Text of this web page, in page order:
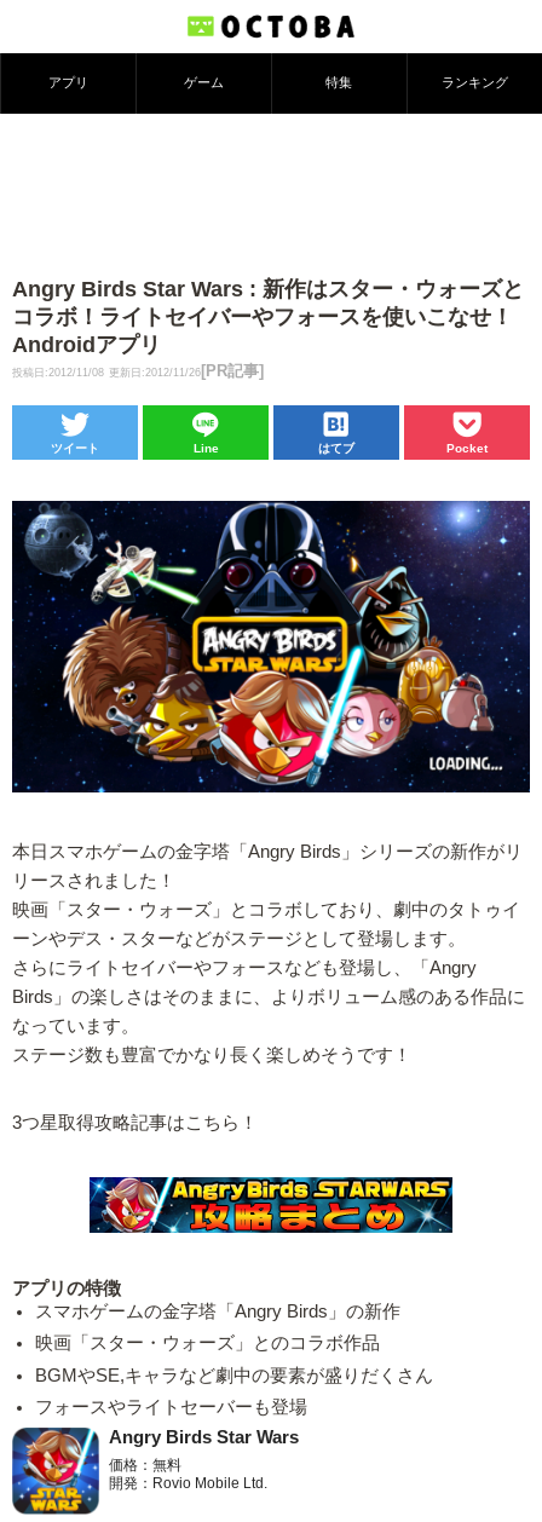
アプリ ゲーム 特集 ランキング
Angry Birds Star Wars : 新作はスター・ウォーズと
コラボ！ライトセイバーやフォースを使いこなせ！
Androidアプリ
投稿日:2012/11/08 更新日:2012/11/26 [PR記事]
ツイート Line はてブ Pocket
本日スマホゲームの金字塔「Angry Birds」シリーズの新作がリ
リースされました！
映画「スター・ウォーズ」とコラボしており、劇中のタトゥイ
ーンやデス・スターなどがステージとして登場します。
さらにライトセイバーやフォースなども登場し、「Angry
Birds」の楽しさはそのままに、よりボリューム感のある作品に
なっています。
ステージ数も豊富でかなり長く楽しめそうです！
3つ星取得攻略記事はこちら！
アプリの特徴
スマホゲームの金字塔「Angry Birds」の新作
映画「スター・ウォーズ」とのコラボ作品
BGMやSE,キャラなど劇中の要素が盛りだくさん
フォースやライトセーバーも登場
Angry Birds Star Wars
価格：無料
開発：Rovio Mobile Ltd.